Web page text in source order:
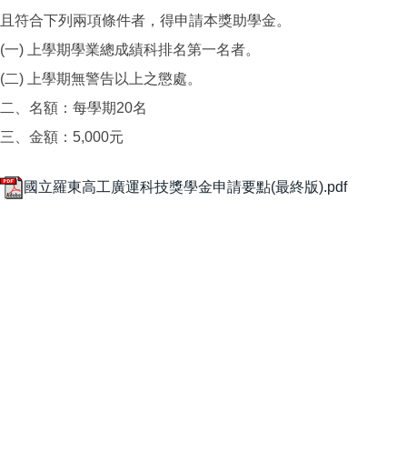
且符合下列兩項條件者，得申請本獎助學金。
(一) 上學期學業總成績科排名第一名者。
(二) 上學期無警告以上之懲處。
二、名額：每學期20名
三、金額：5,000元
國立羅東高工廣運科技獎學金申請要點(最終版).pdf